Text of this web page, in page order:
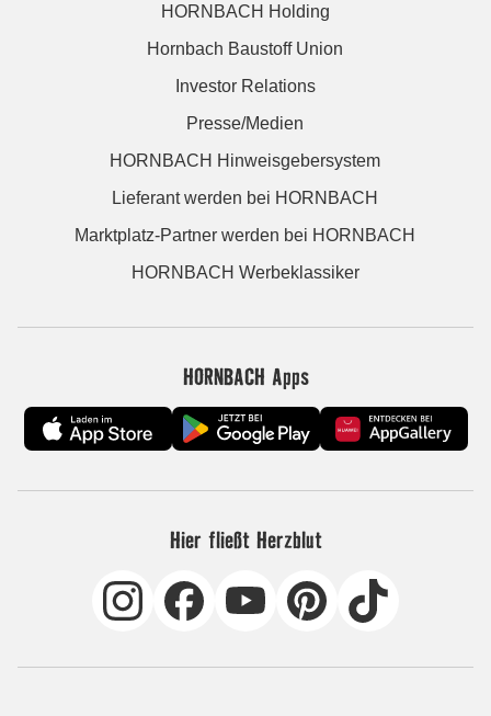
HORNBACH Holding
Hornbach Baustoff Union
Investor Relations
Presse/Medien
HORNBACH Hinweisgebersystem
Lieferant werden bei HORNBACH
Marktplatz-Partner werden bei HORNBACH
HORNBACH Werbeklassiker
HORNBACH Apps
Hier fließt Herzblut